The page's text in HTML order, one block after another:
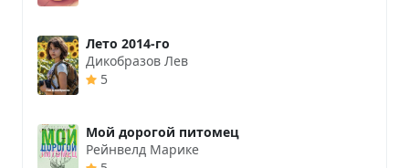
Лето 2014-го
Дикобразов Лев
5
Мой дорогой питомец
Рейнвелд Марике